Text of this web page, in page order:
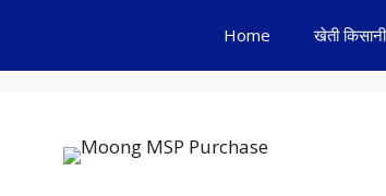
Home खेती किसानी